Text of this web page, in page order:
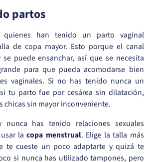
partos
quienes han tenido un parto vaginal
de copa mayor. Esto porque el canal
puede ensanchar, así que se necesita
para que pueda acomodarse bien
vaginales. Si no has tenido nunca un
tu parto fue por cesárea sin dilatación,
chicas sin mayor inconveniente.
nunca has tenido relaciones sexuales
usar lacopa menstrual. Elige la talla más
te cueste un poco adaptarte y quizá te
si nunca has utilizado tampones, pero